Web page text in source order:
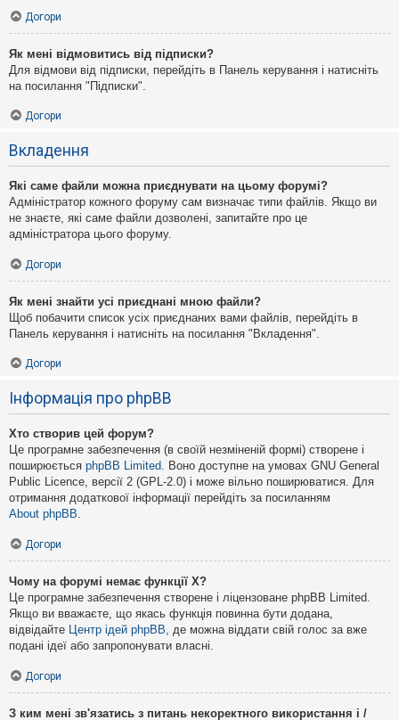
Догори
Як мені відмовитись від підписки?
Для відмови від підписки, перейдіть в Панель керування і натисніть
на посилання "Підписки".
Догори
Вкладення
Які саме файли можна приєднувати на цьому форумі?
Адміністратор кожного форуму сам визначає типи файлів. Якщо ви
не знаєте, які саме файли дозволені, запитайте про це
адміністратора цього форуму.
Догори
Як мені знайти усі приєднані мною файли?
Щоб побачити список усіх приєднаних вами файлів, перейдіть в
Панель керування і натисніть на посилання "Вкладення".
Догори
Інформація про phpBB
Хто створив цей форум?
Це програмне забезпечення (в своїй незміненій формі) створене і
поширюється phpBB Limited. Воно доступне на умовах GNU General
Public Licence, версії 2 (GPL-2.0) і може вільно поширюватися. Для
отримання додаткової інформації перейдіть за посиланням
About phpBB.
Догори
Чому на форумі немає функції X?
Це програмне забезпечення створене і ліцензоване phpBB Limited.
Якщо ви вважаєте, що якась функція повинна бути додана,
відвідайте Центр ідей phpBB, де можна віддати свій голос за вже
подані ідеї або запропонувати власні.
Догори
З ким мені зв'язатись з питань некоректного використання і /